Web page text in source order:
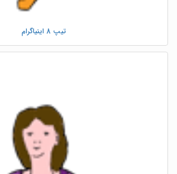
تیپ 8 اینیاگرام